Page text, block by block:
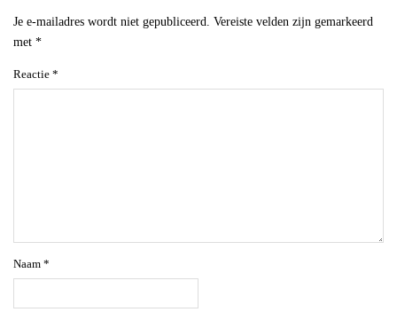
Je e-mailadres wordt niet gepubliceerd. Vereiste velden zijn gemarkeerd
met *
Reactie *
Naam *